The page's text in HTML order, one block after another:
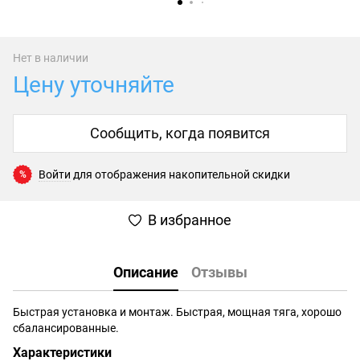
Нет в наличии
Цену уточняйте
Сообщить, когда появится
% Войти для отображения накопительной скидки
В избранное
Описание Отзывы
Быстрая установка и монтаж. Быстрая, мощная тяга, хорошо
сбалансированные.
Характеристики